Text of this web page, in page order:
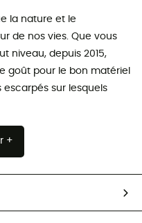
la nature et le
de nos vies. Que vous
niveau, depuis 2015,
goût pour le bon matériel
sur lesquels
+